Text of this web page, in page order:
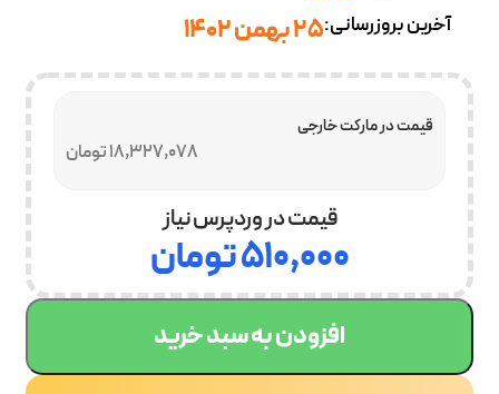
آخرین بروزرسانی:25 بهمن 1402
18,327,078 تومان
قیمت در مارکت خارجی
قیمت در وردپرس نیاز
۵۱۰,۰۰۰تومان
افزودن به سبد خرید